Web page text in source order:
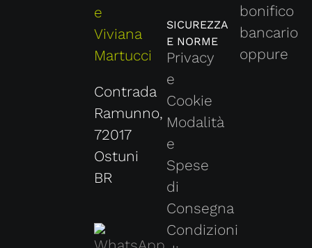
e
Viviana
Martucci
Contrada
Ramunno,
72017
Ostuni
BR
SICUREZZA
E NORME
Privacy
e
Cookie
Modalità
e
Spese
di
Consegna
Condizioni
bonifico
bancario
oppure